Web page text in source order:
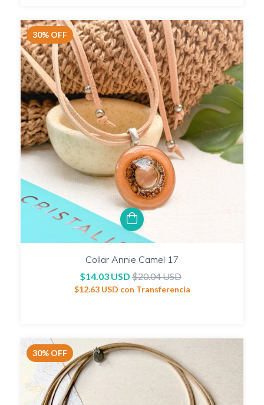
30% OFF
Collar Annie Camel 17
$14.03 USD $20.04 USD
$12.63 USD con Transferencia
30% OFF